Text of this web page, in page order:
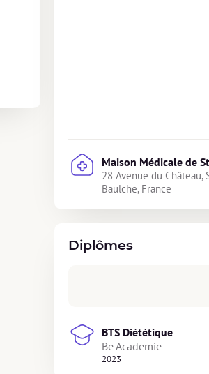
Maison Médicale de
28 Avenue du Château,
Baulche, France
Diplômes
BTS Diététique
Be Academie
2023